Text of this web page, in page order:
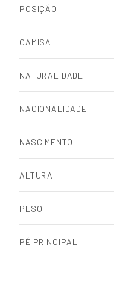
POSIÇÃO
CAMISA
NATURALIDADE
NACIONALIDADE
NASCIMENTO
ALTURA
PESO
PÉ PRINCIPAL